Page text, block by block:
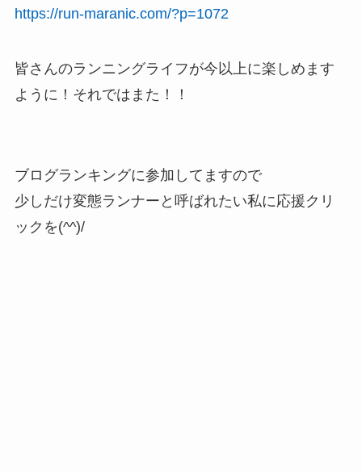
https://run-maranic.com/?p=1072
皆さんのランニングライフが今以上に楽しめます
ように！それではまた！！
ブログランキングに参加してますので
少しだけ変態ランナーと呼ばれたい私に応援クリ
ックを(^^)/